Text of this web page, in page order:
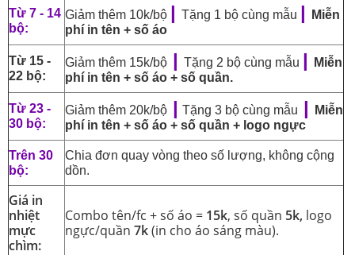
Từ 7 - 14
bộ:
Giảm thêm 10k/bộ | Tặng 1 bộ cùng mẫu |
Miễn
phí in tên + số áo
Từ 15 -
22 bộ:
Giảm thêm 15k/bộ | Tặng 2 bộ cùng mẫu |
Miễn
phí in tên + số áo + số quần.
Từ 23 -
30 bộ:
Giảm thêm 20k/bộ | Tặng 3 bộ cùng mẫu |
Miễn
phí in tên + số áo + số quần + logo ngực
Trên 30
bộ:
Chia đơn quay vòng theo số lượng, không cộng
dồn.
Giá in
nhiệt
mực
chìm:
Combo tên/fc + số áo = 15k, số quần 5k, logo
ngực/quần 7k(in cho áo sáng màu).